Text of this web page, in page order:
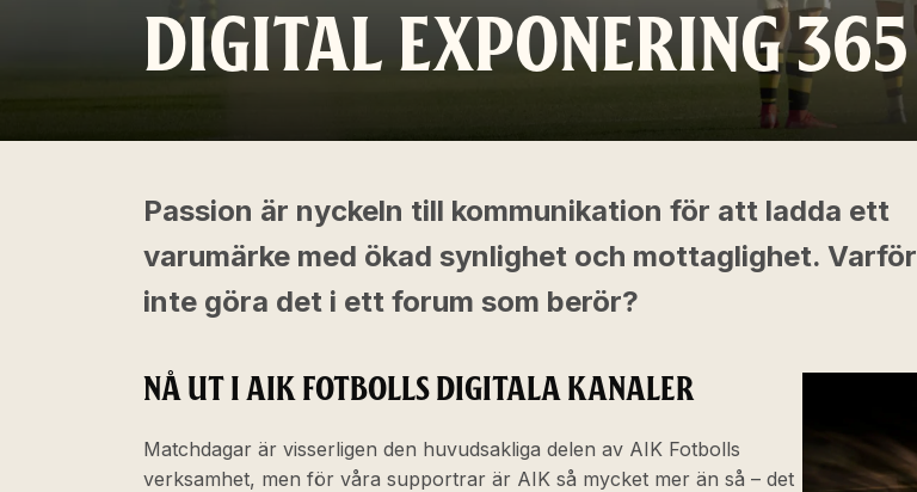
DIGITAL EXPONERING 365
Passion är nyckeln till kommunikation för att ladda ett
varumärke med ökad synlighet och mottaglighet. Varför
inte göra det i ett forum som berör?
NÅ UT I AIK FOTBOLLS DIGITALA KANALER
Matchdagar är visserligen den huvudsakliga delen av AIK Fotbolls
verksamhet, men för våra supportrar är AIK så mycket mer än så – det